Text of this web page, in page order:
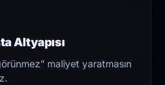
Altyapısı
maliyet yaratmasın